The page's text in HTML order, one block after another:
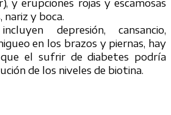
nariz y boca.
depresión, cansancio,
en los brazos y piernas, hay
el sufrir de diabetes podría
de los niveles de biotina.